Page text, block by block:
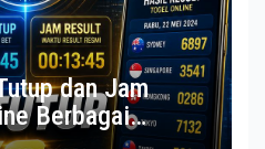
dan Jam
Berbagai